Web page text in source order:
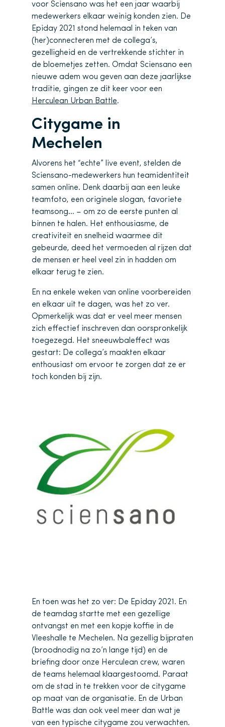
voor Sciensano was het een jaar waarbij
medewerkers elkaar weinig konden zien. De
Epiday 2021 stond helemaal in teken van
(her)connecteren met de collega’s,
gezelligheid en de vertrekkende stichter in
de bloemetjes zetten. Omdat Sciensano een
nieuwe adem wou geven aan deze jaarlijkse
traditie, gingen ze dit keer voor een
Herculean Urban Battle.
Citygame in
Mechelen
Alvorens het “echte” live event, stelden de
Sciensano-medewerkers hun teamidentiteit
samen online. Denk daarbij aan een leuke
teamfoto, een originele slogan, favoriete
teamsong… – om zo de eerste punten al
binnen te halen. Het enthousiasme, de
creativiteit en snelheid waarmee dit
gebeurde, deed het vermoeden al rijzen dat
de mensen er heel veel zin in hadden om
elkaar terug te zien.
En na enkele weken van online voorbereiden
en elkaar uit te dagen, was het zo ver.
Opmerkelijk was dat er veel meer mensen
zich effectief inschreven dan oorspronkelijk
toegezegd. Het sneeuwbaleffect was
gestart: De collega’s maakten elkaar
enthousiast om ervoor te zorgen dat ze er
toch konden bij zijn.
En toen was het zo ver: De Epiday 2021. En
de teamdag startte met een gezellige
ontvangst en met een kopje koffie in de
Vleeshalle te Mechelen. Na gezellig bijpraten
(broodnodig na zo’n lange tijd) en de
briefing door onze Herculean crew, waren
de teams helemaal klaargestoomd. Paraat
om de stad in te trekken voor de citygame
op maat van de organisatie. En de Urban
Battle was dan ook veel meer dan wat je
van een typische citygame zou verwachten.